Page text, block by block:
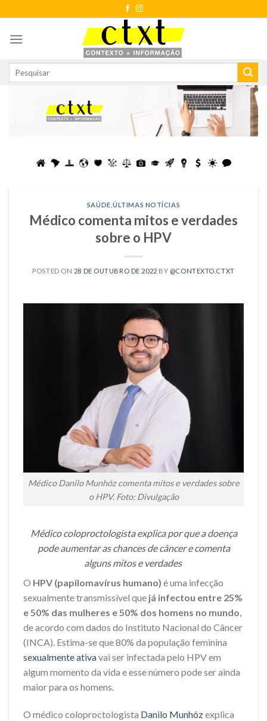
to
content
SAÚDE ,ÚLTIMAS NOTÍCIAS
Médico comenta mitos e verdades
sobre o HPV
POSTED ON 28 DE OUTUBRO DE 2022 BY @CONTEXTO.CTXT
Médico Danilo Munhóz comenta mitos e verdades sobre
o HPV. Foto: Divulgação
Médico coloproctologista explica por que a doença
pode aumentar as chances de câncer e comenta
alguns mitos e verdades
O HPV (papilomavírus humano) é uma infecção
sexualmente transmissível que já infectou entre 25%
e 50% das mulheres e 50% dos homens no mundo,
de acordo com dados do Instituto Nacional do Câncer
(INCA). Estima-se que80% da população feminina
sexualmente ativavai ser infectada pelo HPV em
algum momento da vida e esse número pode ser ainda
maior para os homens.
O médico coloproctologista Danilo Munhózexplica